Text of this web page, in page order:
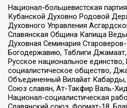
Национал-большевистская
Кубанской Духовно Родовой
Духовного Управления
Славянская Община Капища
Духовная Семинария
Богодержавию, Таблиги
Русское национальное
социалистическое общество,
Объединенный Вилайат Кабарды,
Союз славян, Ат-Такфир Валь-
Национал-социалистическая